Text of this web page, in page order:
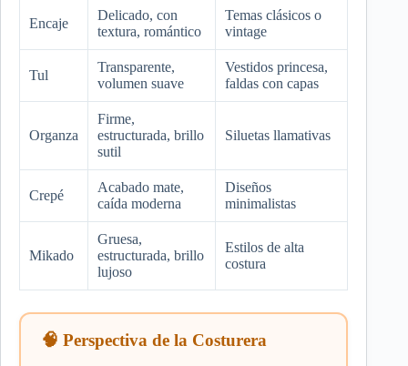
Encaje
Delicado, con
textura, romántico
Temas clásicos o
vintage
Tul
Transparente,
volumen suave
Vestidos princesa,
faldas con capas
Organza
Firme,
estructurada, brillo
sutil
Siluetas llamativas
Crepé
Acabado mate,
caída moderna
Diseños
minimalistas
Mikado
Gruesa,
estructurada, brillo
lujoso
Estilos de alta
costura
🧠 Perspectiva de la Costurera